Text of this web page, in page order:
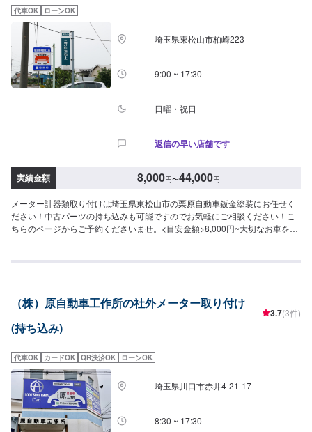
さい。-----代車について-----無料の代車をご用意しています。お車の作業中は
代車をご利用ください。※代車の燃料代はお客様にご負担いただいておりま
す。-----ご来店時の注意、受付方法-----当工場は太田桐生インターチェンジか
ら５分入庫の際はお気をつけてお越しください。駐車スペースは工場前の空
いているスペースに駐車してください。受付はスタッフへ「メンテモで予約
しました」とお伝えください。ご案内いたします。【定休日・営業時間】定
休日：日曜日営業時間：9:00~19:00
代車OK ローンOK
埼玉県東松山市柏崎223
9:00 ~ 17:30
日曜・祝日
返信の早い店舗です
実績金額 8,000円〜44,000円
メーター計器類取り付けは埼玉県東松山市の栗原自動車鈑金塗装にお任せく
ださい！中古パーツの持ち込みも可能ですのでお気軽にご相談ください！こ
ちらのページからご予約くださいませ。<目安金額>8,000円~大切なお車を栗
は、高い技術で満足な仕上がりを常にご提供できるよう研鑽努力し、安心運
ーライフを幅広く支えてまいります。オイル交換や車検、タイヤ交換などの
基本的な車のメンテナンスも承っておりますのでお困りの際はお気軽にご相
談ください！
（株）原自動車工作所の社外メーター取り付け
(持ち込み)
3.7(3件)
代車OK カードOK QR決済OK ローンOK
埼玉県川口市赤井4-21-17
8:30 ~ 17:30